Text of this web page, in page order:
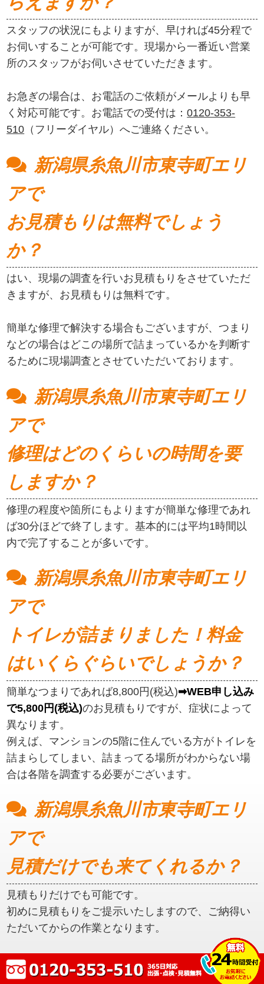
スタッフの状況にもよりますが、早ければ45分程で
お伺いすることが可能です。現場から一番近い営業
所のスタッフがお伺いさせていただきます。
お急ぎの場合は、お電話のご依頼がメールよりも早
く対応可能です。お電話での受付は：0120-353-
510 （フリーダイヤル）へご連絡ください。
新潟県糸魚川市東寺町エリ
アで
お見積もりは無料でしょう
か？
はい、現場の調査を行いお見積もりをさせていただ
きますが、お見積もりは無料です。
簡単な修理で解決する場合もございますが、つまり
などの場合はどこの場所で詰まっているかを判断す
るために現場調査とさせていただいております。
新潟県糸魚川市東寺町エリ
アで
修理はどのくらいの時間を要
しますか？
修理の程度や箇所にもよりますが簡単な修理であれ
ば30分ほどで終了します。基本的には平均1時間以
内で完了することが多いです。
新潟県糸魚川市東寺町エリ
アで
トイレが詰まりました！料金
はいくらぐらいでしょうか？
簡単なつまりであれば8,800円(税込)➡WEB申し込み
で5,800円(税込)のお見積もりですが、症状によって
異なります。
例えば、マンションの5階に住んでいる方がトイレを
詰まらしてしまい、詰まってる場所がわからない場
合は各階を調査する必要がございます。
新潟県糸魚川市東寺町エリ
アで
見積だけでも来てくれるか？
見積もりだけでも可能です。
初めに見積もりをご提示いたしますので、ご納得い
ただいてからの作業となります。
新潟県糸魚川市東寺町エリ